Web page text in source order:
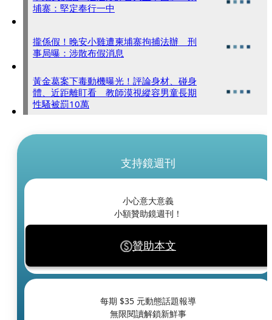
埔寨：堅定奉行一中
攏係假！晚安小雞遭柬埔寨拘捕法辦 刑
事局曝：涉散布假消息
黃金葛案下毒動機曝光！評論身材、碰身
體、近距離盯看 教師漠視縱容男童長期
性騷被罰10萬
支持鏡週刊
小心意大意義
小額贊助鏡週刊！
贊助本文
每期 $35 元動態話題報導
無限閱讀解鎖新鮮事